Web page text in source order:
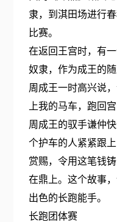
隶，到淇田场进行
比赛。
在返回王宫时，有
奴隶，作为成王的
周成王一时高兴说
上我的马车，跑回
周成王的驭手谦仲
个护车的人紧紧跟
赏赐，令用这笔钱
在鼎上。这个故事
出色的长跑能手。
长跑团体赛